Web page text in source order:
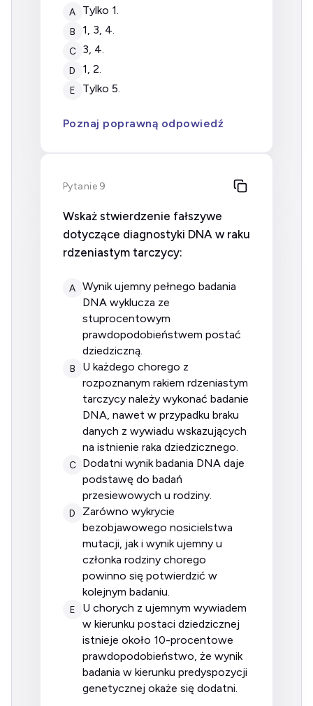
A tylko 1.
B 1, 3, 4.
C 3, 4.
D 1, 2.
E tylko 5.
Poznaj poprawną odpowiedź
Pytanie 9
Wskaż stwierdzenie fałszywe
dotyczące diagnostyki DNA w raku
rdzeniastym tarczycy:
A
wynik ujemny pełnego badania
DNA wyklucza ze
stuprocentowym
prawdopodobieństwem postać
dziedziczną.
B
u każdego chorego z
rozpoznanym rakiem rdzeniastym
tarczycy należy wykonać badanie
DNA, nawet w przypadku braku
danych z wywiadu wskazujących
na istnienie raka dziedzicznego.
C
dodatni wynik badania DNA daje
podstawę do badań
przesiewowych u rodziny.
D
zarówno wykrycie
bezobjawowego nosicielstwa
mutacji, jak i wynik ujemny u
członka rodziny chorego
powinno się potwierdzić w
kolejnym badaniu.
E
u chorych z ujemnym wywiadem
w kierunku postaci dziedzicznej
istnieje około 10-procentowe
prawdopodobieństwo, że wynik
badania w kierunku predyspozycji
genetycznej okaże się dodatni.